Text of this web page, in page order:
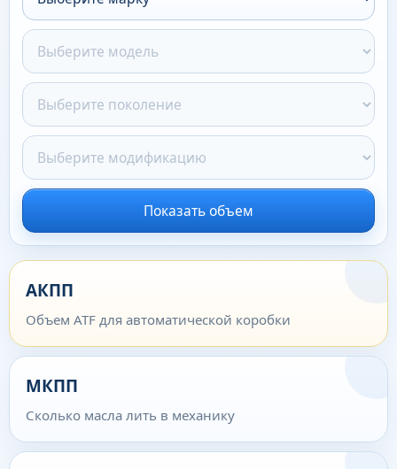
Показать объем
АКПП
Объем ATF для автоматической коробки
МКПП
Сколько масла лить в механику